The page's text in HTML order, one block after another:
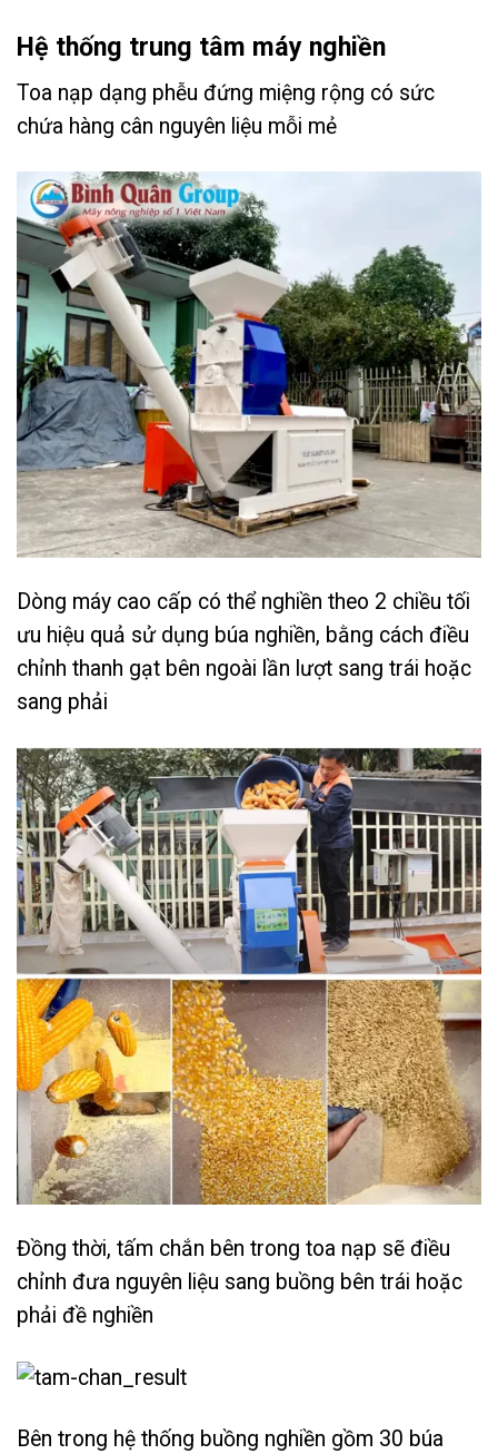
Hệ thống trung tâm máy nghiền
Toa nạp dạng phễu đứng miệng rộng có sức
chứa hàng cân nguyên liệu mỗi mẻ
Dòng máy cao cấp có thể nghiền theo 2 chiều tối
ưu hiệu quả sử dụng búa nghiền, bằng cách điều
chỉnh thanh gạt bên ngoài lần lượt sang trái hoặc
sang phải
Đồng thời, tấm chắn bên trong toa nạp sẽ điều
chỉnh đưa nguyên liệu sang buồng bên trái hoặc
phải đề nghiền
Bên trong hệ thống buồng nghiền gồm 30 búa